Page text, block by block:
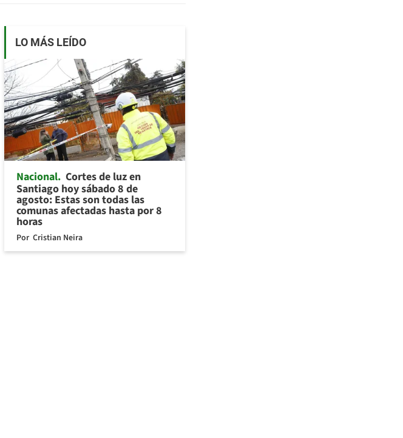
LO MÁS LEÍDO
Nacional Cortes de luz en
Santiago hoy sábado 8 de
agosto: Estas son todas las
comunas afectadas hasta por 8
horas
Por Cristian Neira